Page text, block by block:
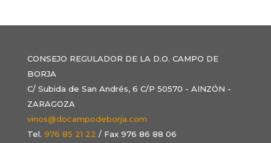
CONSEJO REGULADOR DE LA D.O. CAMPO DE
BORJA
C/ Subida de San Andrés, 6 C/P 50570 - AINZÓN -
ZARAGOZA
vinos@docampodeborja.com
Tel. 976 85 21 22 / Fax 976 86 88 06